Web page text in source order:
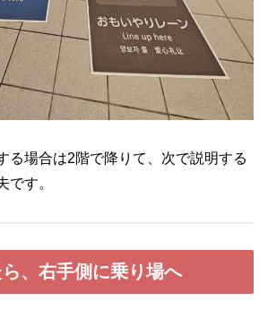
る場合は2階で降りて、次で説明する
す。
、右手側に乗り場へ